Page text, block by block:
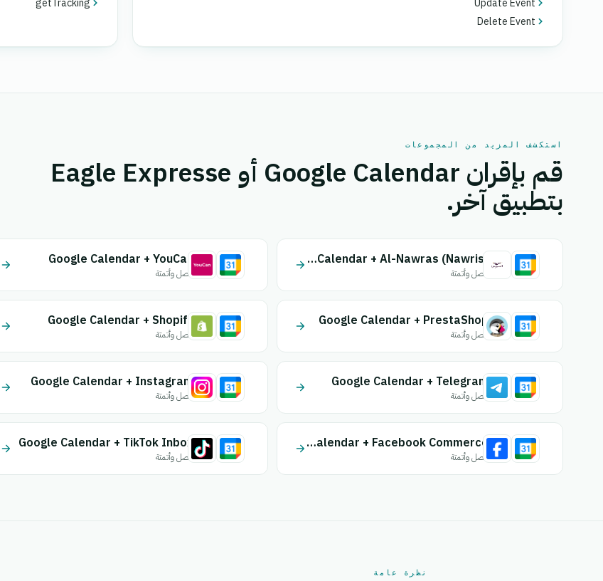
Update Event
Delete Event
getTracking
استكشف المزيد من المجموعات
قم بإقران Google Calendar أو Eagle Expresse
بتطبيق آخر.
Google Calendar + Al-Nawras (Nawris)
اتصل وأتمتة
Google Calendar + YouCan
اتصل وأتمتة
Google Calendar + PrestaShop
اتصل وأتمتة
Google Calendar + Shopify
اتصل وأتمتة
Google Calendar + Telegram
اتصل وأتمتة
Google Calendar + Instagram
اتصل وأتمتة
Google Calendar + Facebook Commerce
اتصل وأتمتة
Google Calendar + TikTok Inbox
اتصل وأتمتة
نظرة عامة